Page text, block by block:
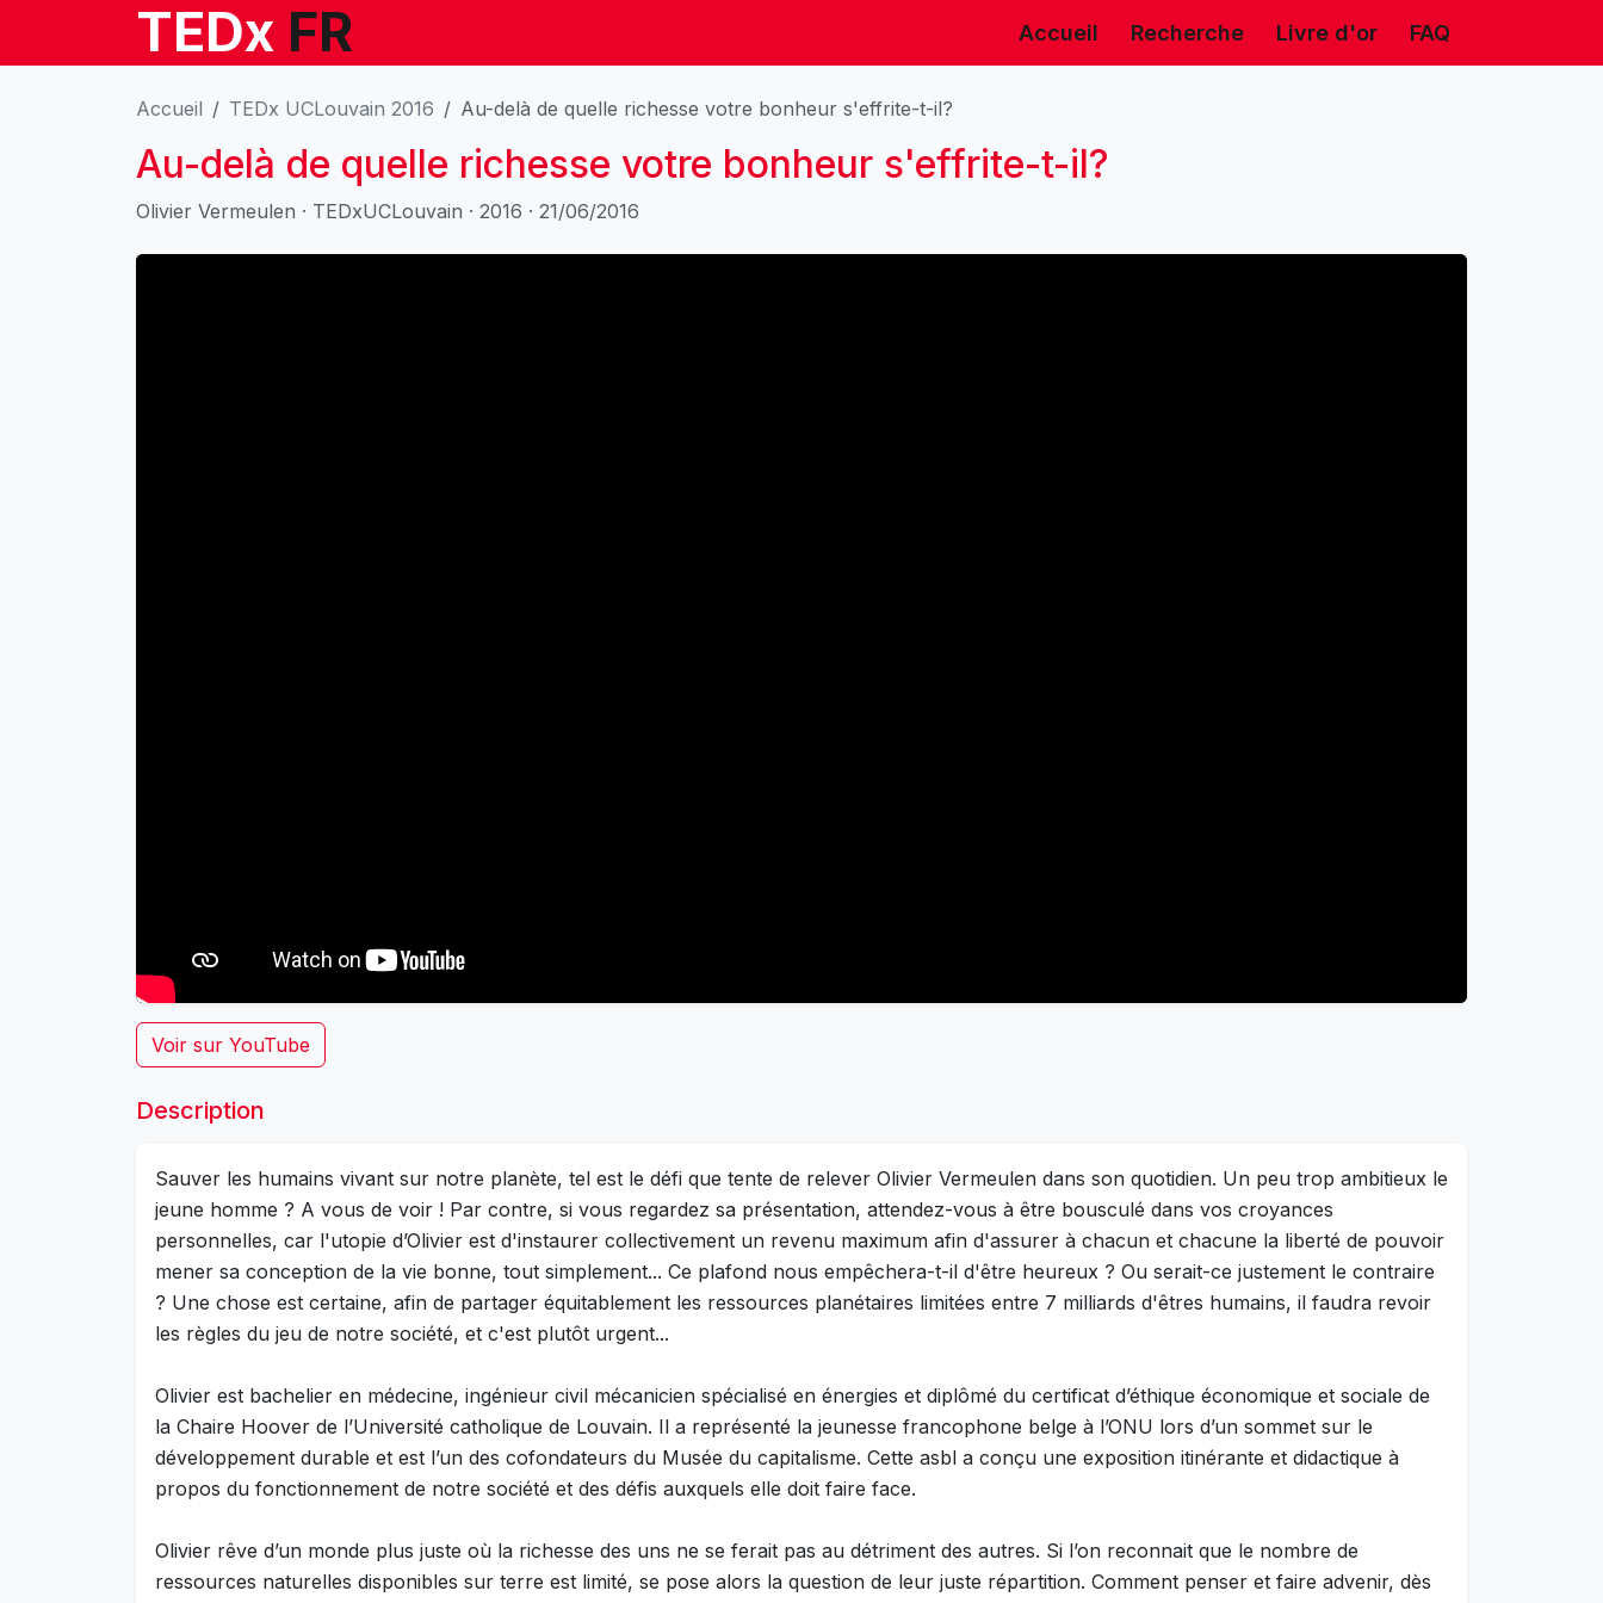
TEDx FR Accueil Recherche Livre d'or FAQ
Accueil TEDx UCLouvain 2016 Au-delà de quelle richesse votre bonheur s'effrite-t-il?
Au-delà de quelle richesse votre bonheur s'effrite-t-il?
Olivier Vermeulen · TEDxUCLouvain · 2016 · 21/06/2016
Voir sur YouTube
Description
Sauver les humains vivant sur notre planète, tel est le défi que tente de relever Olivier Vermeulen dans son quotidien. Un peu trop ambitieux le
jeune homme ? A vous de voir ! Par contre, si vous regardez sa présentation, attendez-vous à être bousculé dans vos croyances
personnelles, car l'utopie d’Olivier est d'instaurer collectivement un revenu maximum afin d'assurer à chacun et chacune la liberté de pouvoir
mener sa conception de la vie bonne, tout simplement... Ce plafond nous empêchera-t-il d'être heureux ? Ou serait-ce justement le contraire
? Une chose est certaine, afin de partager équitablement les ressources planétaires limitées entre 7 milliards d'êtres humains, il faudra revoir
les règles du jeu de notre société, et c'est plutôt urgent...
Olivier est bachelier en médecine, ingénieur civil mécanicien spécialisé en énergies et diplômé du certificat d’éthique économique et sociale de
la Chaire Hoover de l’Université catholique de Louvain. Il a représenté la jeunesse francophone belge à l’ONU lors d’un sommet sur le
développement durable et est l’un des cofondateurs du Musée du capitalisme. Cette asbl a conçu une exposition itinérante et didactique à
propos du fonctionnement de notre société et des défis auxquels elle doit faire face.
Olivier rêve d’un monde plus juste où la richesse des uns ne se ferait pas au détriment des autres. Si l’on reconnait que le nombre de
ressources naturelles disponibles sur terre est limité, se pose alors la question de leur juste répartition. Comment penser et faire advenir, dès